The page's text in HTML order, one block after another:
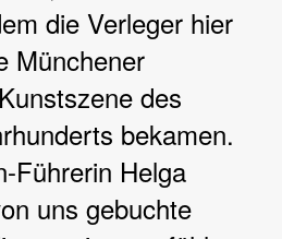
die Verleger hier
Münchener
des
bekamen.
Führerin Helga
uns gebuchte